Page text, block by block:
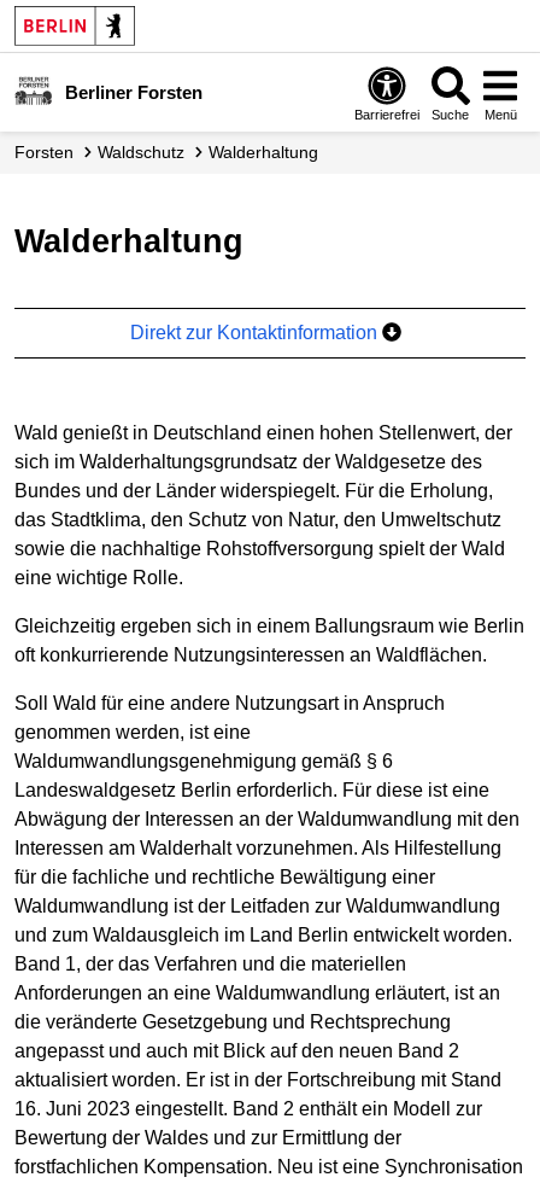
Berliner Forsten
Barrierefrei Suche Menü
Forsten Waldschutz Walderhaltung
Walderhaltung
Direkt zur Kontaktinformation
Wald genießt in Deutschland einen hohen Stellenwert, der
sich im Walderhaltungsgrundsatz der Waldgesetze des
Bundes und der Länder widerspiegelt. Für die Erholung,
das Stadtklima, den Schutz von Natur, den Umweltschutz
sowie die nachhaltige Rohstoffversorgung spielt der Wald
eine wichtige Rolle.
Gleichzeitig ergeben sich in einem Ballungsraum wie Berlin
oft konkurrierende Nutzungsinteressen an Waldflächen.
Soll Wald für eine andere Nutzungsart in Anspruch
genommen werden, ist eine
Waldumwandlungsgenehmigung gemäß § 6
Landeswaldgesetz Berlin erforderlich. Für diese ist eine
Abwägung der Interessen an der Waldumwandlung mit den
Interessen am Walderhalt vorzunehmen. Als Hilfestellung
für die fachliche und rechtliche Bewältigung einer
Waldumwandlung ist der Leitfaden zur Waldumwandlung
und zum Waldausgleich im Land Berlin entwickelt worden.
Band 1, der das Verfahren und die materiellen
Anforderungen an eine Waldumwandlung erläutert, ist an
die veränderte Gesetzgebung und Rechtsprechung
angepasst und auch mit Blick auf den neuen Band 2
aktualisiert worden. Er ist in der Fortschreibung mit Stand
16. Juni 2023 eingestellt. Band 2 enthält ein Modell zur
Bewertung der Waldes und zur Ermittlung der
forstfachlichen Kompensation. Neu ist eine Synchronisation